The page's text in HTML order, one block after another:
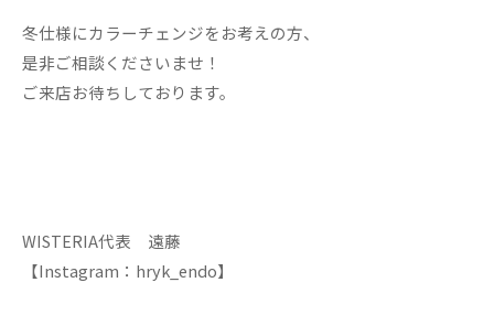
冬仕様にカラーチェンジをお考えの方、
是非ご相談くださいませ！
ご来店お待ちしております。
WISTERIA代表 遠藤
【Instagram：hryk_endo】